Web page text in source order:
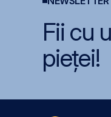
Fii cu
pieței!